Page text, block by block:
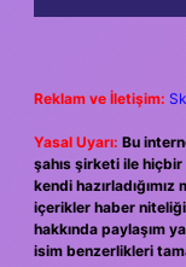
Reklam ve İletişim:
Yasal Uyarı: Bu
şahıs şirketi ile hiçbir
kendi
içerikler haber
hakkında paylaşım
isim benzerlikleri